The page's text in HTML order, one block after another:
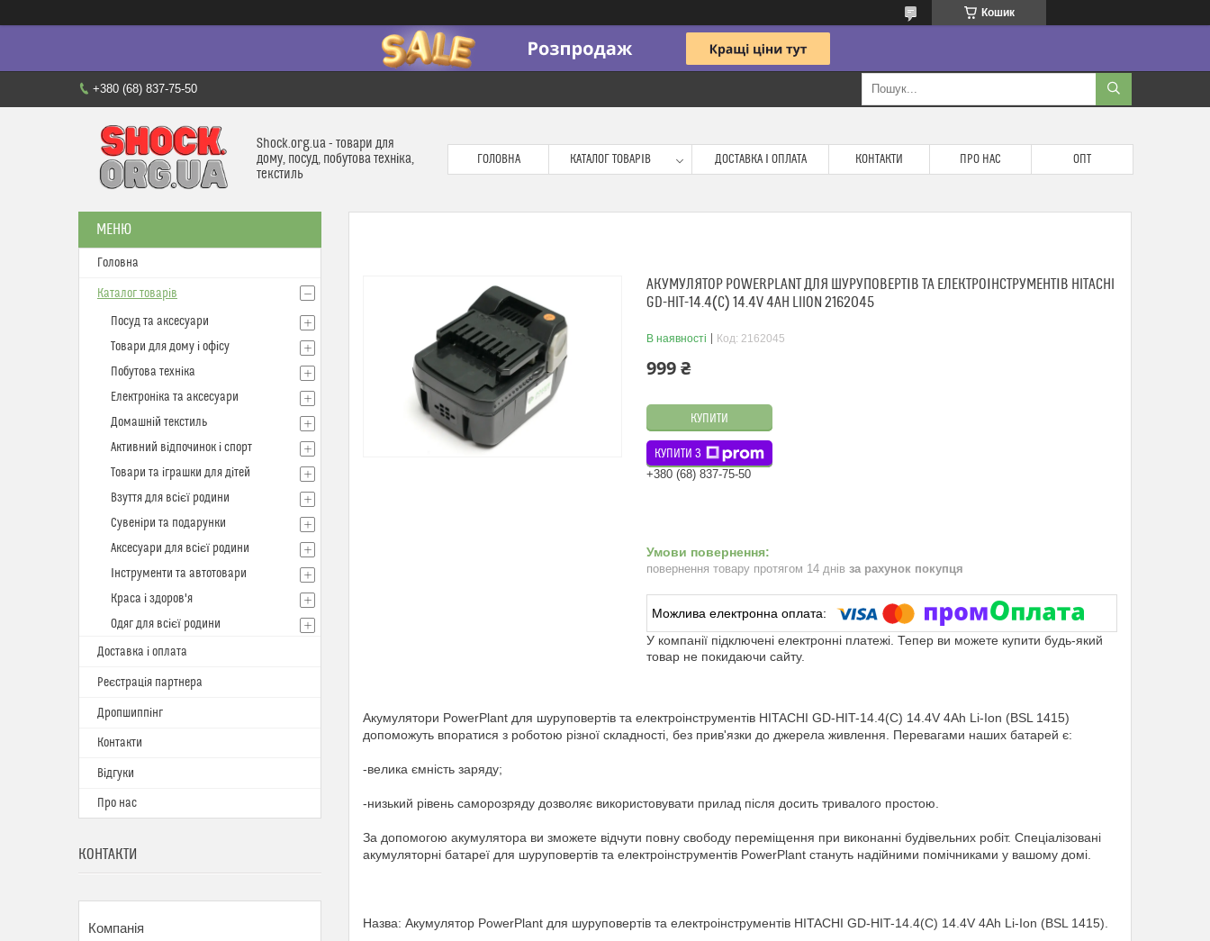
Кошик
+380 (68) 837-75-50
Shock.org.ua - товари для
дому, посуд, побутова техніка,
текстиль
ГОЛОВНА КАТАЛОГ ТОВАРІВ ДОСТАВКА І ОПЛАТА КОНТАКТИ ПРО НАС ОПТ
АКУМУЛЯТОР POWERPLANT ДЛЯ ШУРУПОВЕРТІВ ТА ЕЛЕКТРОІНСТРУМЕНТІВ HITACHI
GD-HIT-14.4(C) 14.4V 4AH LIION 2162045
В наявності Код: 2162045
999 ₴
КУПИТИ
КУПИТИ З
+380 (68) 837-75-50
повернення товару протягом 14 днів за рахунок покупця
У компанії підключені електронні платежі. Тепер ви можете купити будь-який
товар не покидаючи сайту.
Акумулятори PowerPlant для шуруповертів та електроінструментів HITACHI GD-HIT-14.4(C) 14.4V 4Ah Li-Ion (BSL 1415)
допоможуть впоратися з роботою різної складності, без прив'язки до джерела живлення. Перевагами наших батарей є:
-велика ємність заряду;
-низький рівень саморозряду дозволяє використовувати прилад після досить тривалого простою.
За допомогою акумулятора ви зможете відчути повну свободу переміщення при виконанні будівельних робіт. Спеціалізовані
акумуляторні батареї для шуруповертів та електроінструментів PowerPlant стануть надійними помічниками у вашому домі.
Назва: Акумулятор PowerPlant для шуруповертів та електроінструментів HITACHI GD-HIT-14.4(C) 14.4V 4Ah Li-Ion (BSL 1415).
Головна
Каталог товарів
Посуд та аксесуари
Товари для дому і офісу
Побутова техніка
Електроніка та аксесуари
Домашній текстиль
Активний відпочинок і спорт
Товари та іграшки для дітей
Взуття для всієї родини
Сувеніри та подарунки
Аксесуари для всієї родини
Інструменти та автотовари
Краса і здоров'я
Одяг для всієї родини
Доставка і оплата
Реєстрація партнера
Дропшиппінг
Контакти
Відгуки
Про нас
КОНТАКТИ